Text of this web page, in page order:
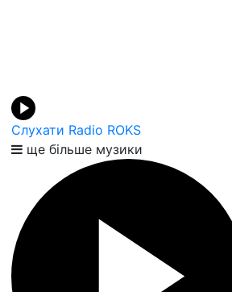
Слухати Radio ROKS
ще більше музики